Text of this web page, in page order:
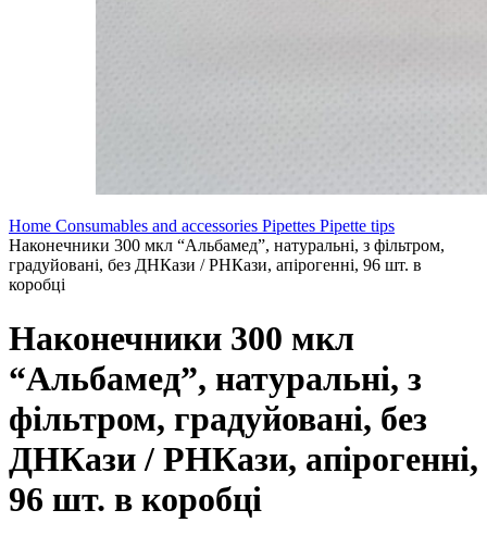
Home Consumables and accessories Pipettes Pipette tips
Наконечники 300 мкл “Альбамед”, натуральні, з фільтром,
градуйовані, без ДНКази / РНКази, апірогенні, 96 шт. в
коробці
Наконечники 300 мкл
“Альбамед”, натуральні, з
фільтром, градуйовані, без
ДНКази / РНКази, апірогенні,
96 шт. в коробці